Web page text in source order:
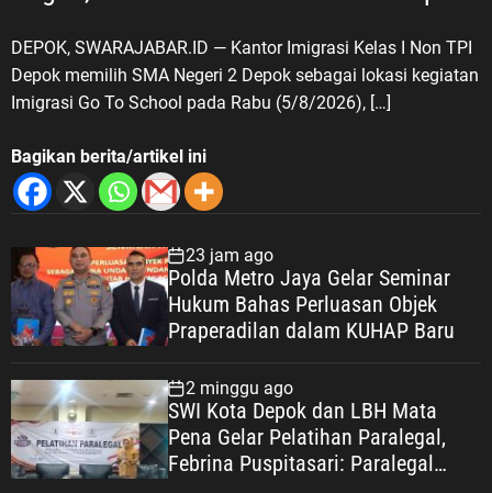
DEPOK, SWARAJABAR.ID — Kantor Imigrasi Kelas I Non TPI
Depok memilih SMA Negeri 2 Depok sebagai lokasi kegiatan
Imigrasi Go To School pada Rabu (5/8/2026), […]
Bagikan berita/artikel ini
23 jam ago
Polda Metro Jaya Gelar Seminar
Hukum Bahas Perluasan Objek
Praperadilan dalam KUHAP Baru
2 minggu ago
SWI Kota Depok dan LBH Mata
Pena Gelar Pelatihan Paralegal,
Febrina Puspitasari: Paralegal